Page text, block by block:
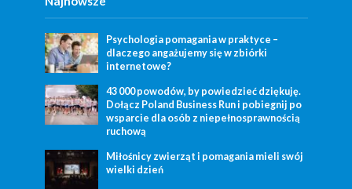
Psychologia pomagania w praktyce –
dlaczego angażujemy się w zbiórki
internetowe?
43 000 powodów, by powiedzieć dziękuję.
Dołącz Poland Business Run i pobiegnij po
wsparcie dla osób z niepełnosprawnością
ruchową
Miłośnicy zwierząt i pomagania mieli swój
wielki dzień